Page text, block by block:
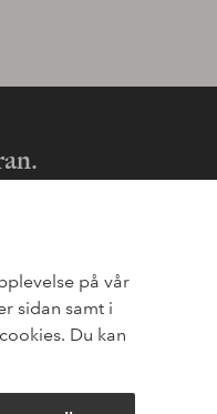
på vår
sidan samt i
Du kan